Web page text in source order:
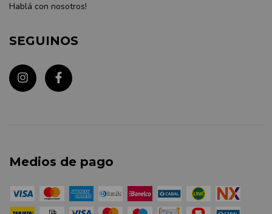
Hablá con nosotros!
SEGUINOS
Medios de pago